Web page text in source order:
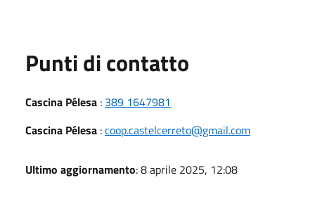
Punti di contatto
Cascina Pélesa : 389 1647981
Cascina Pélesa :coop.castelcerreto@gmail.com
Ultimo aggiornamento: 8 aprile 2025, 12:08